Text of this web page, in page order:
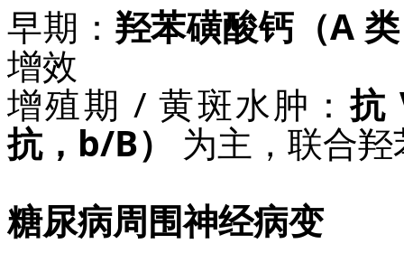
早期： 羟苯磺酸钙（A
增效
增殖期 / 黄斑水肿：抗
抗，b/B）
为主，联合
糖尿病周围神经病变